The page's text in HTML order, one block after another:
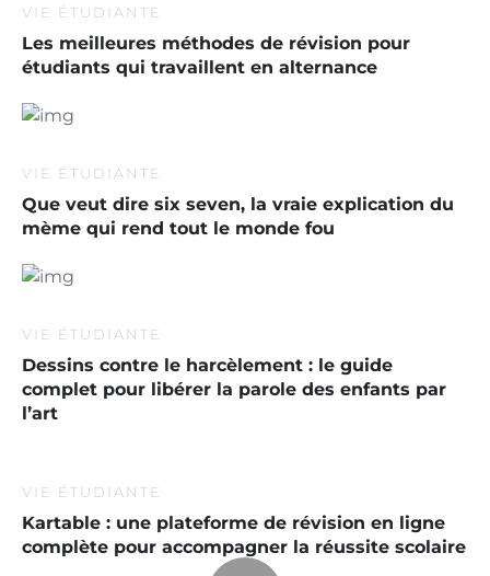
VIE ÉTUDIANTE
Les meilleures méthodes de révision pour
étudiants qui travaillent en alternance
VIE ÉTUDIANTE
Que veut dire six seven, la vraie explication du
mème qui rend tout le monde fou
VIE ÉTUDIANTE
Dessins contre le harcèlement : le guide
complet pour libérer la parole des enfants par
l’art
VIE ÉTUDIANTE
Kartable : une plateforme de révision en ligne
complète pour accompagner la réussite scolaire